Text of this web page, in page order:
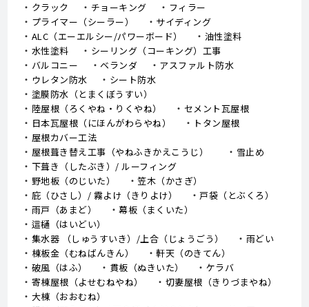
クラック チョーキング
フィラー
プライマー（シーラー）
サイディング
ALC（エーエルシー/パワーボード）
油性塗料
水性塗料
シーリング（コーキング）工事
バルコニー
ベランダ
アスファルト防水
ウレタン防水
シート防水
塗膜防水（とまくぼうすい）
陸屋根（ろくやね・りくやね）
セメント瓦屋根
日本瓦屋根（にほんがわらやね）
トタン屋根
屋根カバー工法
屋根葺き替え工事（やねふきかえこうじ）
雪止め
下葺き（したぶき）/ ルーフィング
野地板（のじいた）
笠木（かさぎ）
庇（ひさし）/ 霧よけ（きりよけ）
戸袋（とぶくろ）
雨戸（あまど）
幕板（まくいた）
這樋（はいどい）
集水器 （しゅうすいき）/上合（じょうごう）
雨どい
棟板金（むねばんきん）
軒天（のきてん）
破風（はふ）
貫板（ぬきいた）
ケラバ
寄棟屋根（よせむねやね）
切妻屋根（きりづまやね）
大棟（おおむね）